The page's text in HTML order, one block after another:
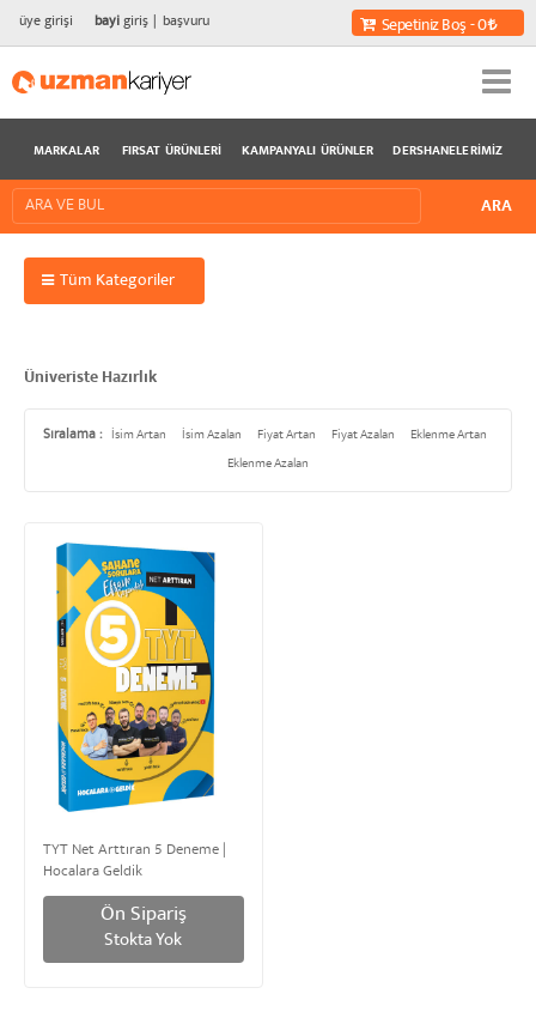
üye girişi bayigiriş başvuru Sepetiniz Boş - 0
MARKALAR FIRSAT ÜRÜNLERI KAMPANYALI ÜRÜNLER DERSHANELERIMIZ
Tüm Kategoriler
Üniveriste Hazırlık
Sıralama : İsim Artan İsim Azalan Fiyat Artan Fiyat Azalan
Eklenme Artan
Eklenme Azalan
TYT Net Arttıran 5 Deneme |
Hocalara Geldik
Ön Sipariş
Stokta Yok